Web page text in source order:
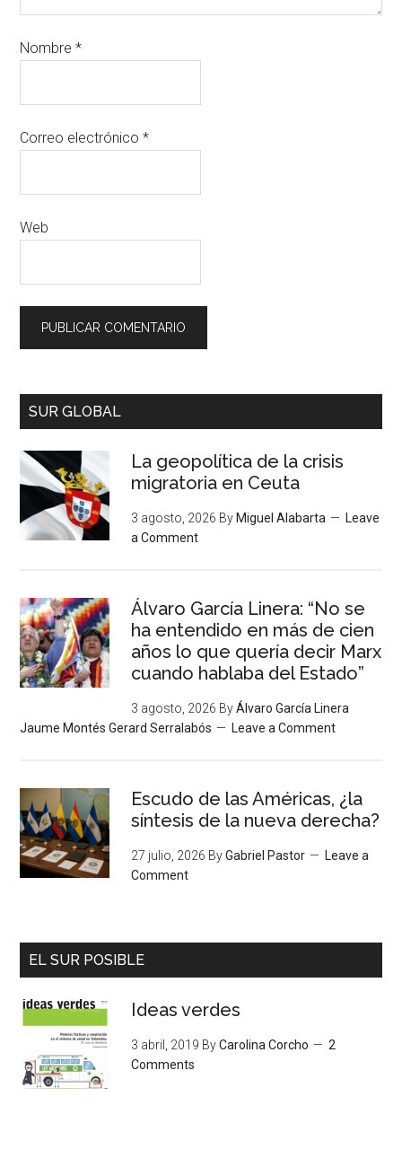
Nombre*
Correo electrónico*
Web
SUR GLOBAL
La geopolítica de la crisis
migratoria en Ceuta
3 agosto, 2026 By Miguel Alabarta
Leave
a Comment
Álvaro García Linera: “No se
ha entendido en más de cien
años lo que quería decir Marx
cuando hablaba del Estado”
3 agosto, 2026 ByÁlvaro García Linera
Jaume Montés Gerard Serralabós
Leave a Comment
Escudo de las Américas, ¿la
síntesis de la nueva derecha?
27 julio, 2026 ByGabriel Pastor
Leave a
Comment
EL SUR POSIBLE
Ideas verdes
3 abril, 2019 ByCarolina Corcho
2
Comments